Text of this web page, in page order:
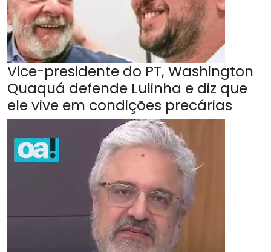
Vice-presidente do PT, Washington
Quaquá defende Lulinha e diz que
ele vive em condições precárias